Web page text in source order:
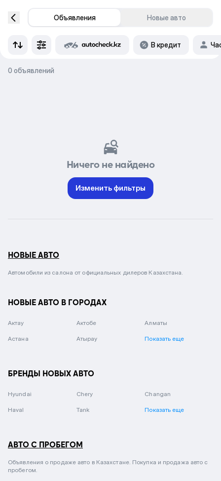
Объявления Новые авто
В кредит
0 объявлений
Ничего не найдено
Изменить фильтры
НОВЫЕ АВТО
Автомобили из салона от официальных дилеров Казахстана.
НОВЫЕ АВТО В ГОРОДАХ
Актау Актобе Алматы
Астана Атырау Показать еще
БРЕНДЫ НОВЫХ АВТО
Hyundai Chery Changan
Haval Tank Показать еще
АВТО С ПРОБЕГОМ
Объявления о продаже авто в Казахстане. Покупка и продажа авто с
пробегом.